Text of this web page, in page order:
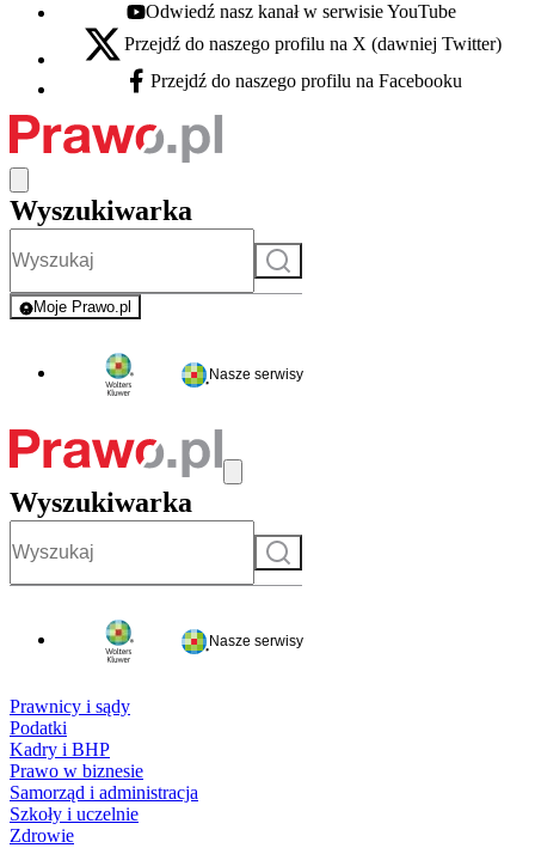
Youtube - otwiera się w nowej karcie
Odwiedź nasz kanał w serwisie YouTube
X - otwiera się w nowej karcie
Przejdź do naszego profilu na X (dawniej Twitter)
Facebook - otwiera się w nowej karcie
Przejdź do naszego profilu na Facebooku
Wyszukiwarka
Szukaj
Moje Prawo.pl
- rejestracja i logowanie do serwisu
Nasze serwisy
Wyszukiwarka
Szukaj
Nasze serwisy
Prawnicy i sądy
Podatki
Kadry i BHP
Prawo w biznesie
Samorząd i administracja
Szkoły i uczelnie
Zdrowie